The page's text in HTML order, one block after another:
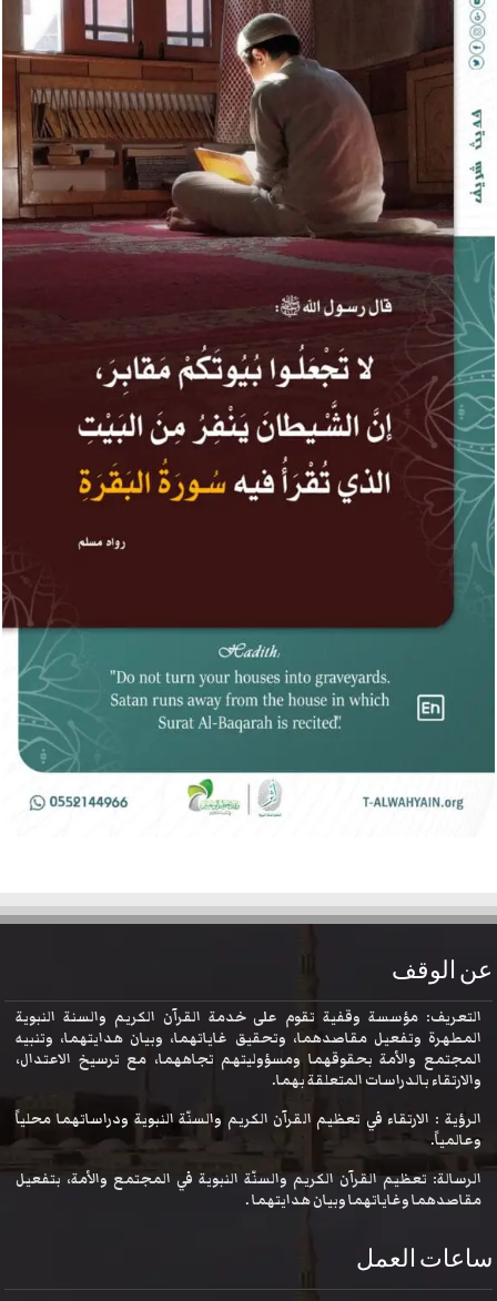
عن الوقف
التعريف: مؤسسة وقفية تقوم على خدمة القرآن الكريم والسنة النبوية
المطهرة وتفعيل مقاصدهما، وتحقيق غاياتهما، وبيان هدايتهما، وتنبيه
المجتمع والأمة بحقوقهما ومسؤوليتهم تجاههما، مع ترسيخ الاعتدال،
والارتقاء بالدراسات المتعلقة بهما.
الرؤية : الارتقاء في تعظيم القرآن الكريم والسنّة النبوية ودراساتهما محلياً
وعالمياً.
الرسالة: تعظيم القرآن الكريم والسنّة النبوية في المجتمع والأمة، بتفعيل
مقاصدهما وغاياتهما وبيان هدايتهما .
ساعات العمل